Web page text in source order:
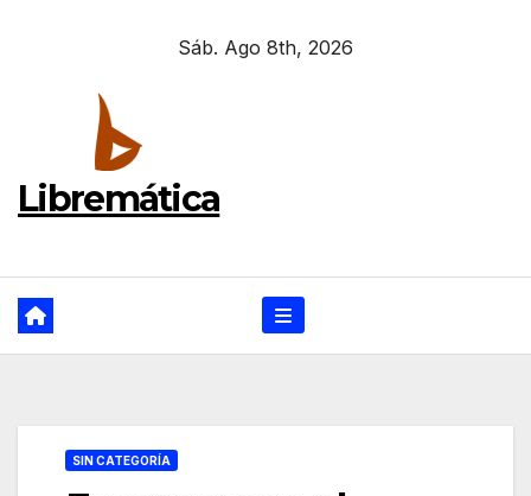
Sáb. Ago 8th, 2026
Libremática
SIN CATEGORÍA